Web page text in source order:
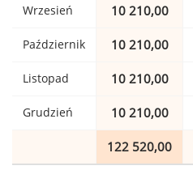
Wrzesień 10 210,00
Październik 10 210,00
Listopad 10 210,00
Grudzień 10 210,00
122 520,00